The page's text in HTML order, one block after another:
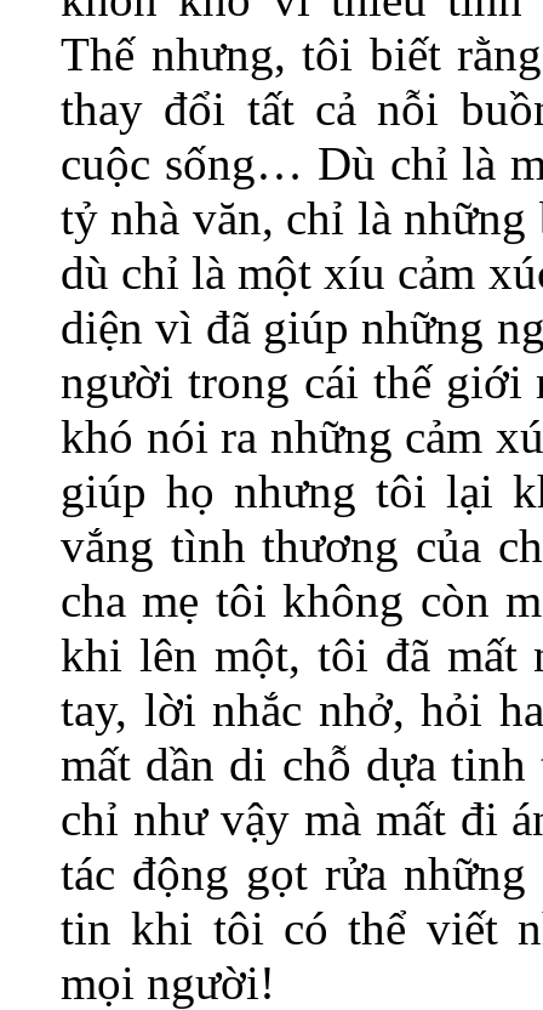
Thế nhưng, tôi biết
thay đổi tất cả nỗi
cuộc sống… Dù chỉ là
tỷ nhà văn, chỉ là
dù chỉ là một xíu cảm
diện vì đã giúp những
người trong cái thế giới
khó nói ra những cảm
giúp họ nhưng tôi lại
vắng tình thương của
cha mẹ tôi không còn
khi lên một, tôi đã mất
tay, lời nhắc nhở, hỏi
mất dần di chỗ dựa
chỉ như vậy mà mất đi
tác động gọt rửa
tin khi tôi có thể viết
mọi người!